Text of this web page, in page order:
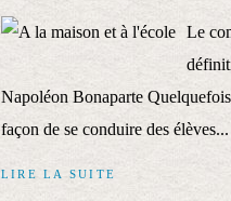
Le
Napoléon Bonaparte
façon de se conduire des élèves...
LIRE LA SUITE